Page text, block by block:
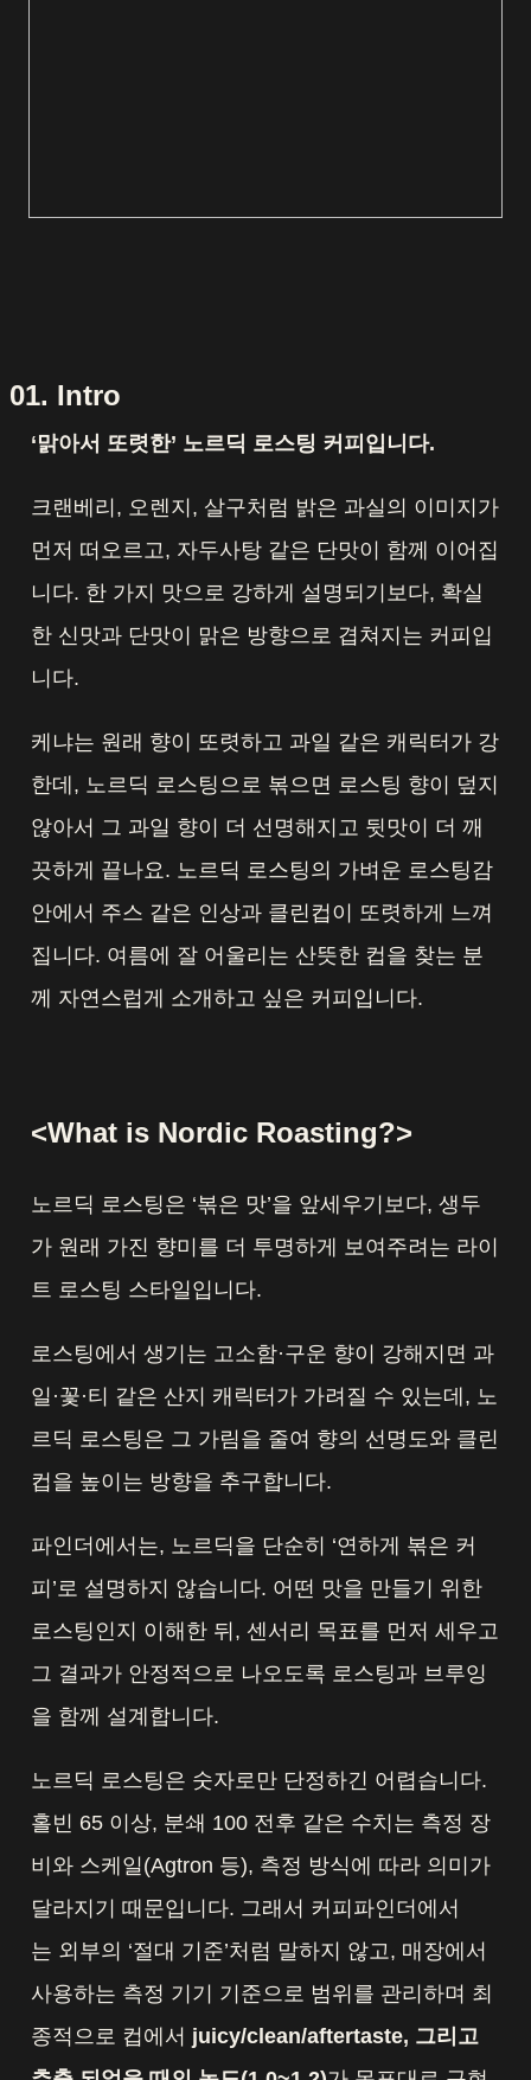
01. Intro
‘맑아서 또렷한’ 노르딕 로스팅 커피입니다.
크랜베리, 오렌지, 살구처럼 밝은 과실의 이미지가
먼저 떠오르고, 자두사탕 같은 단맛이 함께 이어집
니다. 한 가지 맛으로 강하게 설명되기보다, 확실
한 신맛과 단맛이 맑은 방향으로 겹쳐지는 커피입
니다.
케냐는 원래 향이 또렷하고 과일 같은 캐릭터가 강
한데, 노르딕 로스팅으로 볶으면 로스팅 향이 덮지
않아서 그 과일 향이 더 선명해지고 뒷맛이 더 깨
끗하게 끝나요. 노르딕 로스팅의 가벼운 로스팅감
안에서 주스 같은 인상과 클린컵이 또렷하게 느껴
집니다. 여름에 잘 어울리는 산뜻한 컵을 찾는 분
께 자연스럽게 소개하고 싶은 커피입니다.
<What is Nordic Roasting?>
노르딕 로스팅은 ‘볶은 맛’을 앞세우기보다, 생두
가 원래 가진 향미를 더 투명하게 보여주려는 라이
트 로스팅 스타일입니다.
로스팅에서 생기는 고소함·구운 향이 강해지면 과
일·꽃·티 같은 산지 캐릭터가 가려질 수 있는데, 노
르딕 로스팅은 그 가림을 줄여 향의 선명도와 클린
컵을 높이는 방향을 추구합니다.
파인더에서는, 노르딕을 단순히 ‘연하게 볶은 커
피’로 설명하지 않습니다. 어떤 맛을 만들기 위한
로스팅인지 이해한 뒤, 센서리 목표를 먼저 세우고
그 결과가 안정적으로 나오도록 로스팅과 브루잉
을 함께 설계합니다.
노르딕 로스팅은 숫자로만 단정하긴 어렵습니다.
홀빈 65 이상, 분쇄 100 전후 같은 수치는 측정 장
비와 스케일(Agtron 등), 측정 방식에 따라 의미가
달라지기 때문입니다. 그래서 커피파인더에서
는 외부의 ‘절대 기준’처럼 말하지 않고, 매장에서
사용하는 측정 기기 기준으로 범위를 관리하며 최
종적으로 컵에서 juicy/clean/aftertaste, 그리고